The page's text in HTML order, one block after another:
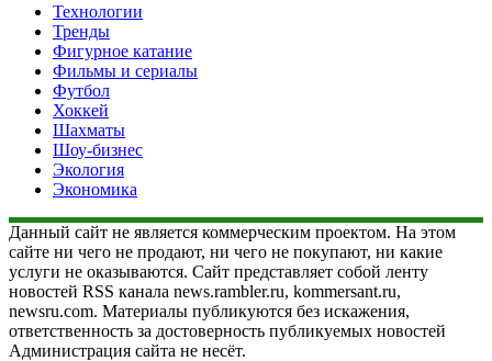
Технологии
Тренды
Фигурное катание
Фильмы и сериалы
Футбол
Хоккей
Шахматы
Шоу-бизнес
Экология
Экономика
Данный сайт не является коммерческим проектом. На этом
сайте ни чего не продают, ни чего не покупают, ни какие
услуги не оказываются. Сайт представляет собой ленту
новостей RSS канала news.rambler.ru, kommersant.ru,
newsru.com. Материалы публикуются без искажения,
ответственность за достоверность публикуемых новостей
Администрация сайта не несёт.